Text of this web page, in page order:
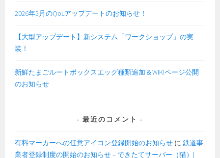
2026年5月のQoLアップデートのお知らせ！
【大型アップデート】新システム「ワークショップ」の実
装！
新鮮たまごルートボックスエッグ種類追加＆WIKIページ公開
のお知らせ
最近のコメント
有料マーカーへの任意アイコン登録開始のお知らせ に鉄道事
業者登録制度の開始のお知らせ – できたてサーバー（猫）|